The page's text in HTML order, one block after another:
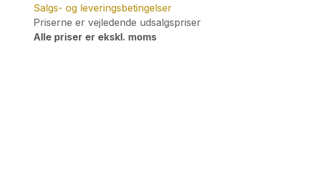
Salgs- og leveringsbetingelser
Priserne er vejledende udsalgspriser
Alle priser er ekskl. moms